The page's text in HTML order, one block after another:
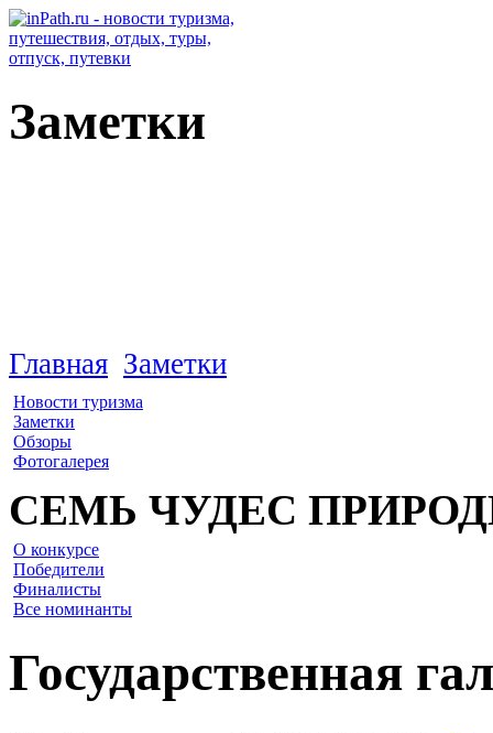
Заметки
Главная Заметки
Новости туризма
Заметки
Обзоры
Фотогалерея
СЕМЬ ЧУДЕС
О конкурсе
Победители
Финалисты
Все номинанты
Государственная